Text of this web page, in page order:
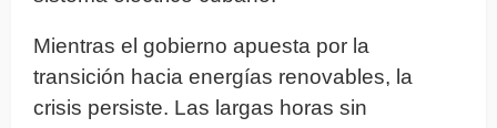
Mientras el gobierno apuesta por la
transición hacia energías renovables, la
crisis persiste. Las largas horas sin